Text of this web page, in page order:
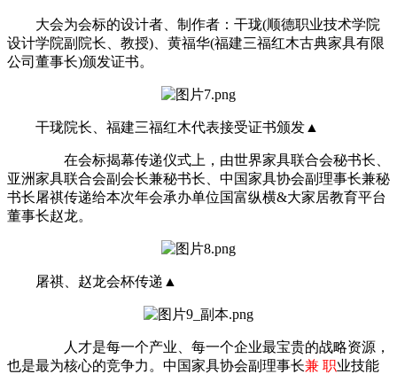
大会为会标的设计者、制作者：干珑(顺德职业技术学院
设计学院副院长、教授)、黄福华(福建三福红木古典家具有限
公司董事长)颁发证书。
干珑院长、福建三福红木代表接受证书颁发▲
在会标揭幕传递仪式上，由世界家具联合会秘书长、
亚洲家具联合会副会长兼秘书长、中国家具协会副理事长兼秘
书长屠祺传递给本次年会承办单位国富纵横&大家居教育平台
董事长赵龙。
屠祺、赵龙会杯传递▲
人才是每一个产业、每一个企业最宝贵的战略资源，
也是最为核心的竞争力。中国家具协会副理事长兼 职业技能